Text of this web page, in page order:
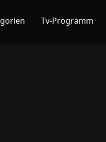
Tv-Programm